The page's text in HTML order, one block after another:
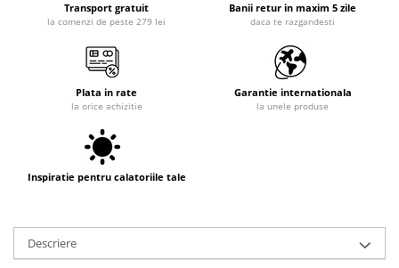
Transport gratuit
la comenzi de peste 279 lei
Banii retur in maxim 5 zile
daca te razgandesti
Plata in rate
la orice achizitie
Garantie internationala
la unele produse
Inspiratie pentru calatoriile tale
Descriere